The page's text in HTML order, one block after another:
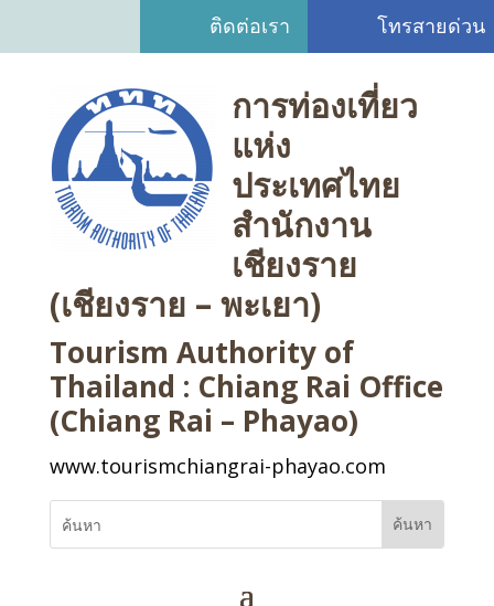
ติดต่อเรา โทรสายด่วน
การท่องเที่ยว
แห่ง
ประเทศไทย
สำนักงาน
เชียงราย
(เชียงราย – พะเยา)
Tourism Authority of
Thailand : Chiang Rai Office
(Chiang Rai – Phayao)
www.tourismchiangrai-phayao.com